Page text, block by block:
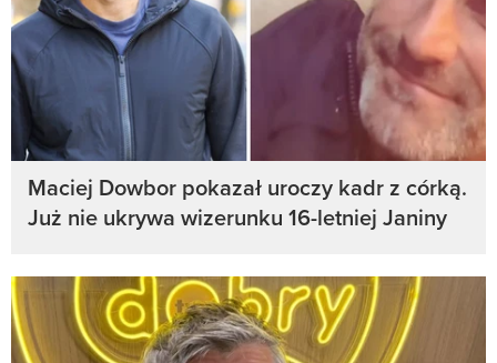
Maciej Dowbor pokazał uroczy kadr z córką.
Już nie ukrywa wizerunku 16-letniej Janiny